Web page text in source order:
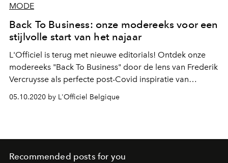
MODE
Back To Business: onze modereeks voor een
stijlvolle start van het najaar
L'Officiel is terug met nieuwe editorials! Ontdek onze
modereeks "Back To Business" door de lens van Frederik
Vercruysse als perfecte post-Covid inspiratie van
05.10.2020 by L'Officiel Belgique
Recommended posts for you